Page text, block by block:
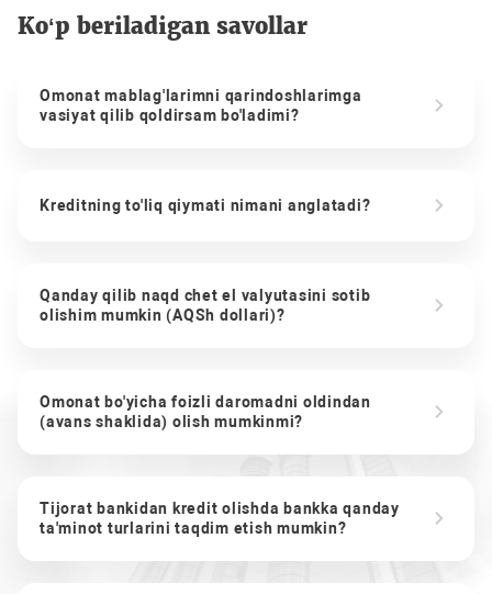
Ko‘p beriladigan savollar
Omonat mablag'larimni qarindoshlarimga
vasiyat qilib qoldirsam bo'ladimi?
Kreditning to'liq qiymati nimani anglatadi?
Qanday qilib naqd chet el valyutasini sotib
olishim mumkin (AQSh dollari)?
Omonat bo'yicha foizli daromadni oldindan
(avans shaklida) olish mumkinmi?
Tijorat bankidan kredit olishda bankka qanday
ta'minot turlarini taqdim etish mumkin?